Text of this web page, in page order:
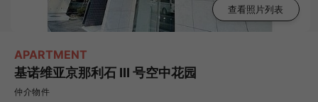
查看照片列表
APARTMENT
基诺维亚京那利石 III 号空中花园
仲介物件